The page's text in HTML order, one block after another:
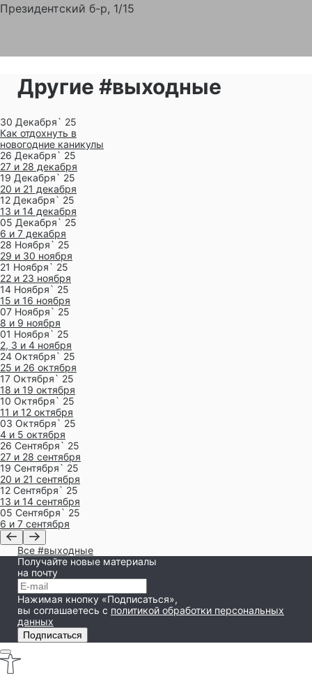
Выходные
в Чебоксарах
4 и 5 июня
Президентский б-р, 1/15
Другие #выходные
30 Декабря` 25
Как отдохнуть в
новогодние каникулы
26 Декабря` 25
27 и 28 декабря
19 Декабря` 25
20 и 21 декабря
12 Декабря` 25
13 и 14 декабря
05 Декабря` 25
6 и 7 декабря
28 Ноября` 25
29 и 30 ноября
21 Ноября` 25
22 и 23 ноября
14 Ноября` 25
15 и 16 ноября
07 Ноября` 25
8 и 9 ноября
01 Ноября` 25
2, 3 и 4 ноября
24 Октября` 25
25 и 26 октября
17 Октября` 25
18 и 19 октября
10 Октября` 25
11 и 12 октября
03 Октября` 25
4 и 5 октября
26 Сентября` 25
27 и 28 сентября
19 Сентября` 25
20 и 21 сентября
12 Сентября` 25
13 и 14 сентября
05 Сентября` 25
6 и 7 сентября
Все #выходные
Получайте новые материалы
на почту
Нажимая кнопку «Подписаться»,
вы соглашаетесь с политикой обработки персональных
данных
Подписаться